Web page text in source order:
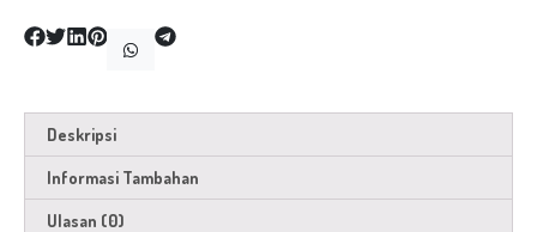
Belek
Mega
Mendung
Deskripsi
Informasi Tambahan
Ulasan (0)